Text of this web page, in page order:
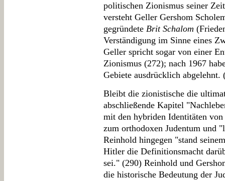
politischen Zionismus seiner
versteht Geller Gershom
gegründete Brit Schalom
Verständigung im Sinne eines
Geller spricht sogar von einer
Zionismus (272); nach 1967
Gebiete ausdrücklich abgelehnt.
Bleibt die zionistische die
abschließende Kapitel
mit den hybriden Identitäten
zum orthodoxen Judentum und
Reinhold hingegen "stand
Hitler die Definitionsmacht
sei." (290) Reinhold und
die historische Bedeutung der